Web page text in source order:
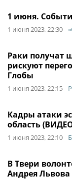
1 июня.
1 июня 2023, 22:30
Раки получат
рискуют
Глобы
1 июня 2023, 22:15
Кадры атаки
область
1 июня 2023, 22:10
В Твери
Андрея Львова